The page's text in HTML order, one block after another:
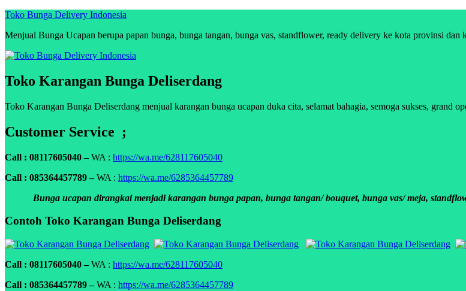
Skip
content
Toko Bunga Delivery Indonesia
Menjual Bunga Ucapan berupa papan bunga, bunga tangan, bunga vas, standflower, ready delivery ke kota provinsi dan
Toko Karangan Bunga Deliserdang
Toko Karangan Bunga Deliserdang menjual karangan bunga ucapan duka cita, selamat bahagia, semoga sukses, grand
Customer Service ;
Call : 08117605040 –WA : https://wa.me/628117605040
Call : 085364457789 –WA : https://wa.me/6285364457789
Bunga ucapan dirangkai menjadi karangan bunga papan, bunga tangan/ bouquet, bunga vas/ meja,
Contoh Toko Karangan Bunga Deliserdang
Call : 08117605040 –WA : https://wa.me/628117605040
Call : 085364457789 –WA : https://wa.me/6285364457789